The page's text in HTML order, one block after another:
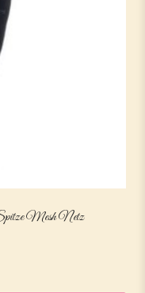
Mesh Netz